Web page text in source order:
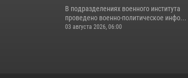
В подразделениях военного института
проведено военно-политическое инфо...
03 августа 2026, 06:00